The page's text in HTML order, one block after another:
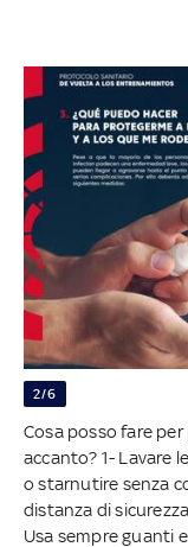
2/6
Cosa posso fare
accanto? 1- Lavare
o starnutire senza
distanza di
Usa sempre guanti